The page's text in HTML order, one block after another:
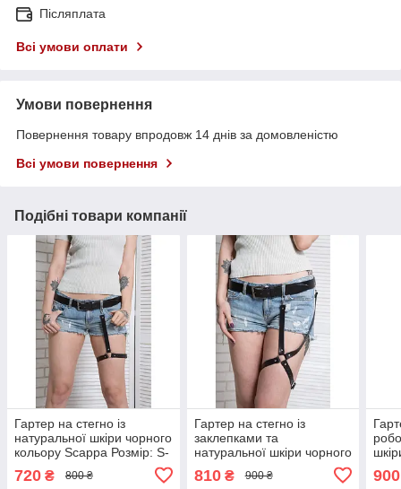
Післяплата
Всі умови оплати
Умови повернення
Повернення товару впродовж 14 днів за домовленістю
Всі умови повернення
Подібні товари компанії
Гартер на стегно із
натуральної шкіри чорного
кольору Scappa Розмір: S-
720 ₴ 800 ₴
Гартер на стегно із
заклепками та
натуральної шкіри чорного
кольору Scappa Розміри:
S-M-L-XL Кайф
810₴ 900 ₴ 900